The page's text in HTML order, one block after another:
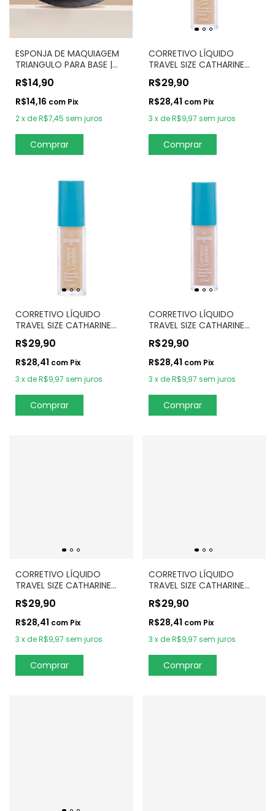
ESPONJA DE MAQUIAGEM
TRIANGULO PARA BASE |
ARTE DE MAQUIAR
R$14,90
R$14,16 com Pix
2xdeR$7,45 sem juros
CORRETIVO LÍQUIDO
TRAVEL SIZE CATHARINE
HILL – YELLOW
R$29,90
R$28,41 com Pix
3 xdeR$9,97 sem juros
CORRETIVO LÍQUIDO
TRAVEL SIZE CATHARINE
HILL – SAND
R$29,90
R$28,41 com Pix
3 xdeR$9,97 sem juros
CORRETIVO LÍQUIDO
TRAVEL SIZE CATHARINE
HILL – LIGHT
R$29,90
R$28,41 com Pix
3 xdeR$9,97 sem juros
CORRETIVO LÍQUIDO
TRAVEL SIZE CATHARINE
HILL – CARAMEL
R$29,90
R$28,41 com Pix
3 xdeR$9,97 sem juros
CORRETIVO LÍQUIDO
TRAVEL SIZE CATHARINE
HILL – PALID
R$29,90
R$28,41 com Pix
3 xdeR$9,97 sem juros